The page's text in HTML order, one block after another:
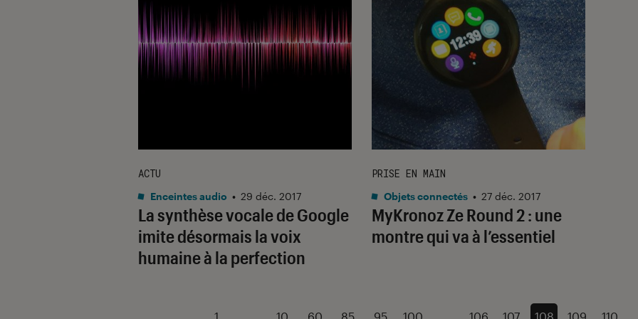
La synthèse vocale de Google
imite désormais la voix
humaine à la perfection
ACTU
Enceintes audio • 29 déc. 2017
MyKronoz Ze Round 2 : une
montre qui va à l’essentiel
PRISE EN MAIN
Objets connectés • 27 déc. 2017